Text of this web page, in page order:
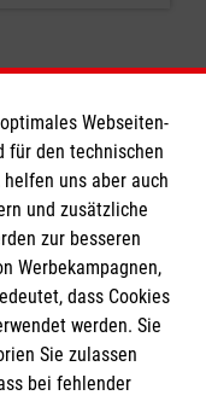
Webseiten-
für den technischen
uns aber auch
und zusätzliche
zur besseren
Werbekampagnen,
dass Cookies
werden. Sie
Sie zulassen
bei fehlender